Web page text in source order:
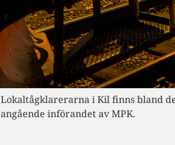
Lokaltågklarerarna i Kil finns bland
angående införandet av MPK.